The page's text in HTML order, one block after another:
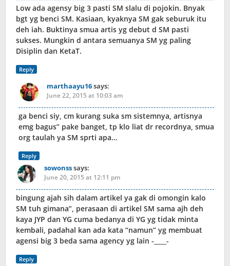
Low ada agensy big 3 pasti SM slalu di pojokin. Bnyak
bgt yg benci SM. Kasiaan, kyaknya SM gak seburuk itu
deh iah. Buktinya smua artis yg debut d SM pasti
sukses. Mungkin d antara semuanya SM yg paling
Disiplin dan KetaT.
Reply
marthaayu16says:
June 22, 2015 at 10:03 am
ga benci siy, cm kurang suka sm sistemnya, artisnya
emg bagus” pake banget, tp klo liat dr recordnya, smua
org taulah ya SM sprti apa…
Reply
sowonsssays:
June 20, 2015 at 12:11 pm
bingung ajah sih dalam artikel ya gak di omongin kalo
SM tuh gimana”, perasaan di artikel SM sama ajh deh
kaya JYP dan YG cuma bedanya di YG yg tidak minta
kembali, padahal kan ada kata “namun” yg membuat
agensi big 3 beda sama agency yg lain -____-
Reply